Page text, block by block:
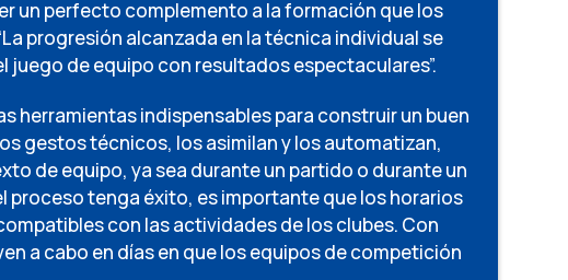
un perfecto complemento a la formación que los
progresión alcanzada en la técnica individual se
juego de equipo con resultados espectaculares”.
herramientas indispensables para construir un buen
gestos técnicos, los asimilan y los automatizan,
de equipo, ya sea durante un partido o durante un
proceso tenga éxito, es importante que los horarios
con las actividades de los clubes. Con
a cabo en días en que los equipos de competición